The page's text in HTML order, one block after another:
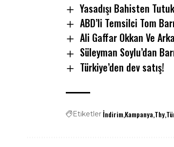
Yasadışı Bahisten
ABD’li Temsilci Tom
Ali Gaffar Okkan Ve
Süleyman Soylu’dan
Türkiye’den dev satış!
EtiketlerİndirimKampanya Thy